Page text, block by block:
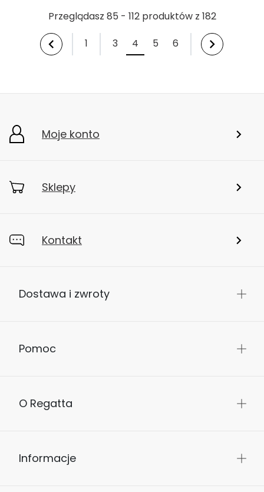
Przeglądasz 85 - 112 produktów z 182
1
3 4 5 6
Moje konto
Sklepy
Kontakt
Dostawa i zwroty
Pomoc
O Regatta
Informacje